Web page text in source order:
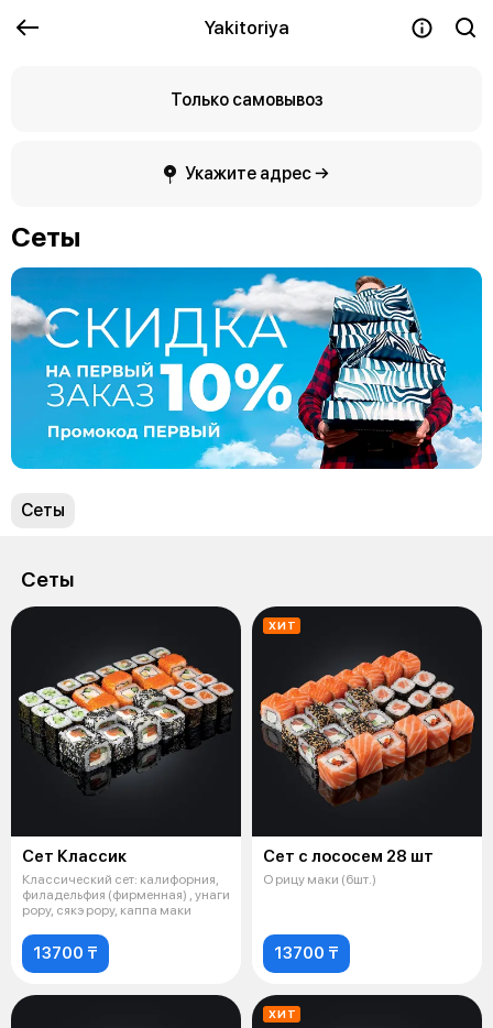
Yakitoriya
Только самовывоз
Укажите адрес →
Сеты
Сеты
Сеты
Сет Классик
Классический сет: калифорния,
филадельфия (фирменная) , унаги
рору, сякэ рору, каппа маки
13700 ₸
ХИТ
Сет с лососем 28 шт
О рицу маки (6шт.)
13700 ₸
ХИТ